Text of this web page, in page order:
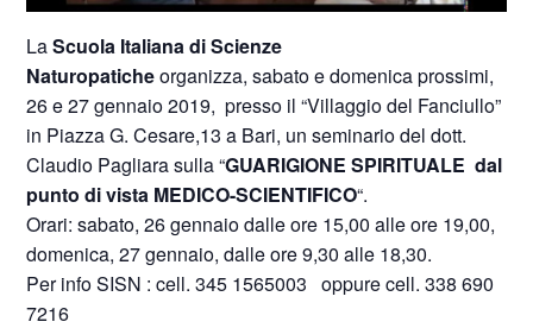
LaScuola Italiana di Scienze
Naturopaticheorganizza, sabato e domenica prossimi,
26 e 27 gennaio 2019, presso il “Villaggio del Fanciullo”
in Piazza G. Cesare,13 a Bari, un seminario del dott.
Claudio Pagliara sulla “GUARIGIONE SPIRITUALE dal
punto di vista MEDICO-SCIENTIFICO“.
Orari: sabato, 26 gennaio dalle ore 15,00 alle ore 19,00,
domenica, 27 gennaio, dalle ore 9,30 alle 18,30.
Per info SISN : cell. 345 1565003 oppure cell. 338 690
7216